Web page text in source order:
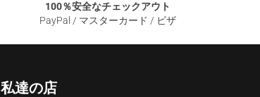
100％安全なチェックアウト
PayPal / マスターカード / ビザ
私達の店